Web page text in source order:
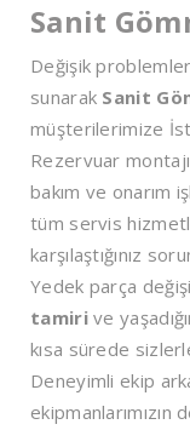
Sanit
Değişik problemler
sunarak Sanit
müşterilerimize
Rezervuar
bakım ve onarım
tüm servis
karşılaştığınız
Yedek parça
tamirive
kısa sürede
Deneyimli ekip
ekipmanlarımızın